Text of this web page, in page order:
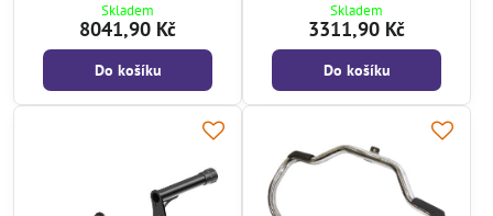
Skladem
8041,90 Kč
Do košíku
Skladem
3311,90 Kč
Do košíku